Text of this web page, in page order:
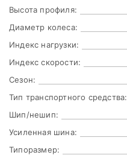
Высота профиля:
Диаметр колеса:
Индекс нагрузки:
Индекс скорости:
Сезон:
Тип транспортного средства:
Шип/нешип:
Усиленная шина:
Типоразмер: